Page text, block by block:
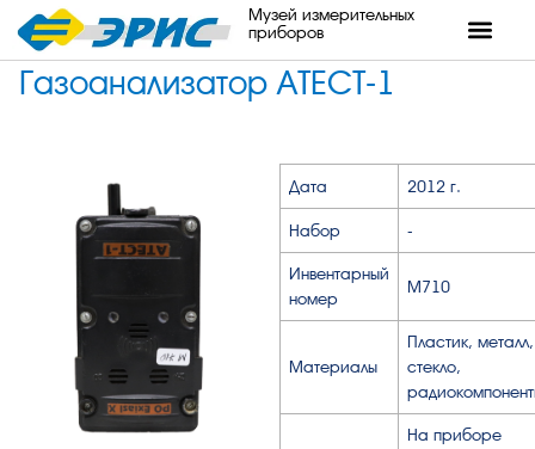
Музей измерительных
приборов
Газоанализатор АТЕСТ-1
Дата 2012 г.
Набор -
Инвентарный
номер
М710
Материалы
Пластик, металл,
стекло,
На приборе